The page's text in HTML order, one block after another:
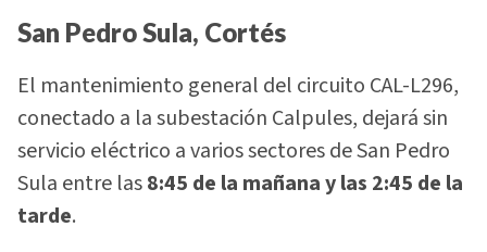
San Pedro Sula, Cortés
El mantenimiento general del circuito CAL-L296,
conectado a la subestación Calpules, dejará sin
servicio eléctrico a varios sectores de San Pedro
Sula entre las8:45 de la mañana y las 2:45 de la
tarde.